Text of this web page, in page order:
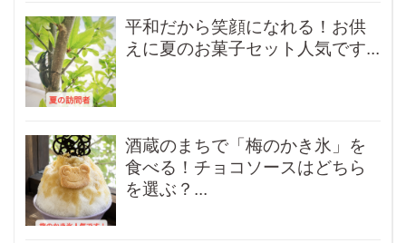
平和だから笑顔になれる！お供
えに夏のお菓子セット人気です...
酒蔵のまちで「梅のかき氷」を
食べる！チョコソースはどちら
を選ぶ？...